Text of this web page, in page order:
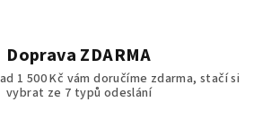
Doprava ZDARMA
1 500 Kč vám doručíme zdarma, stačí si
vybrat ze 7 typů odeslání